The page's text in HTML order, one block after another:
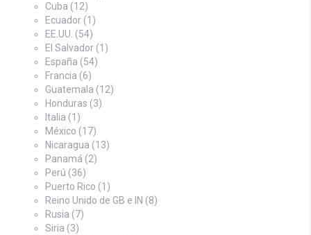
Cuba (12)
Ecuador (1)
EE.UU. (54)
El Salvador (1)
España (54)
Francia (6)
Guatemala (12)
Honduras (3)
Italia (1)
México (17)
Nicaragua (13)
Panamá (2)
Perú (36)
Puerto Rico (1)
Reino Unido de GB e IN (8)
Rusia (7)
Siria (3)